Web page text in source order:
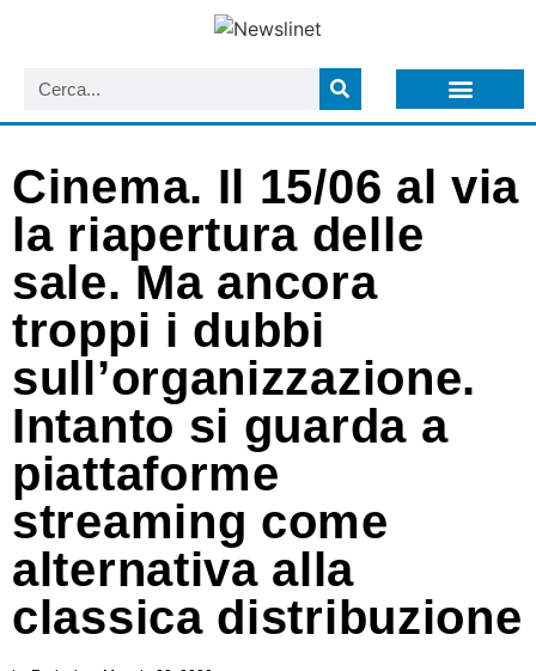
Cinema. Il 15/06 al via
la riapertura delle
sale. Ma ancora
troppi i dubbi
sull’organizzazione.
Intanto si guarda a
piattaforme
streaming come
alternativa alla
classica distribuzione